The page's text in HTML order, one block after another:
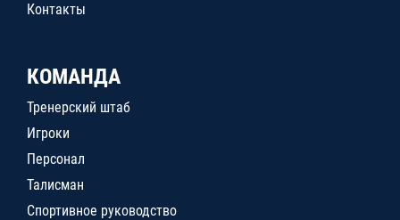
Контакты
КОМАНДА
Тренерский штаб
Игроки
Персонал
Талисман
Спортивное руководство